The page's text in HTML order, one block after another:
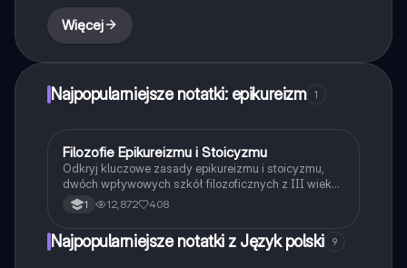
Więcej
Najpopularniejsze notatki: epikureizm 1
Filozofia
Filozofie Epikureizmu i Stoicyzmu
Odkryj kluczowe zasady epikureizmu i stoicyzmu,
dwóch wpływowych szkół filozoficznych z III wieku
p.n.e. Poznaj różnice między przyjemnością
pozytywną a negatywną w epikureizmie oraz ideę
studentów filozofii i miłośników myśli antycznej.
1 12,872 408
Najpopularniejsze notatki z Język polski 9